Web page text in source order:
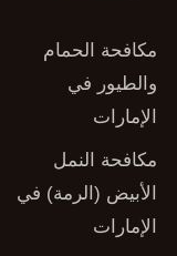
مكافحة الحمام
والطيور في
الإمارات
مكافحة النمل
الأبيض (الرمة) في
الإمارات